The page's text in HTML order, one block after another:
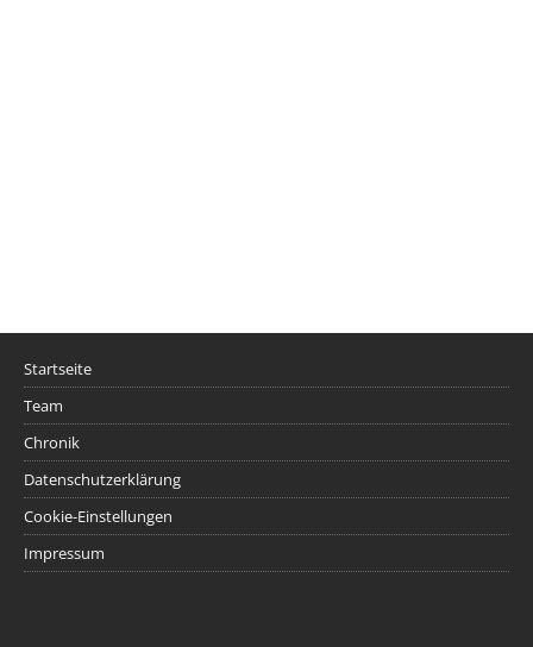
Startseite
Team
Chronik
Datenschutzerklärung
Cookie-Einstellungen
Impressum